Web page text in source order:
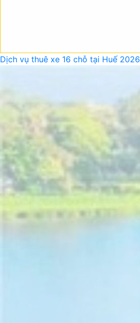
Dịch vụ thuê xe 16 chỗ tại Huế 2026